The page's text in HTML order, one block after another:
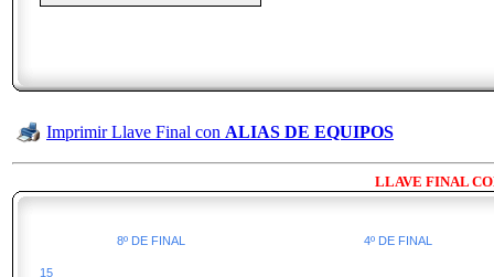
Imprimir Llave Final con ALIAS DE EQUIPOS
LLAVE FINAL
8º DE FINAL 4º DE FINAL
15